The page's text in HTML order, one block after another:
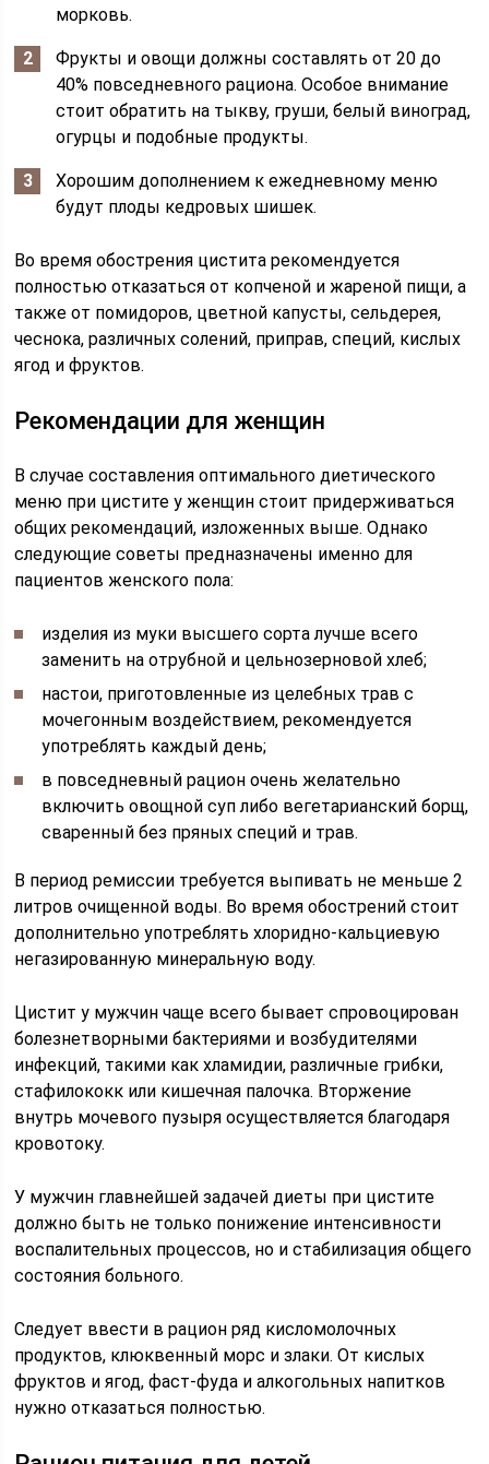
морковь.
Фрукты и овощи должны составлять от 20 до
40% повседневного рациона. Особое внимание
стоит обратить на тыкву, груши, белый виноград,
огурцы и подобные продукты.
Хорошим дополнением к ежедневному меню
будут плоды кедровых шишек.
Во время обострения цистита рекомендуется
полностью отказаться от копченой и жареной пищи, а
также от помидоров, цветной капусты, сельдерея,
чеснока, различных солений, приправ, специй, кислых
ягод и фруктов.
Рекомендации для женщин
В случае составления оптимального диетического
меню при цистите у женщин стоит придерживаться
общих рекомендаций, изложенных выше. Однако
следующие советы предназначены именно для
пациентов женского пола:
изделия из муки высшего сорта лучше всего
заменить на отрубной и цельнозерновой хлеб;
настои, приготовленные из целебных трав с
мочегонным воздействием, рекомендуется
употреблять каждый день;
в повседневный рацион очень желательно
включить овощной суп либо вегетарианский борщ,
сваренный без пряных специй и трав.
В период ремиссии требуется выпивать не меньше 2
литров очищенной воды. Во время обострений стоит
дополнительно употреблять хлоридно-кальциевую
негазированную минеральную воду.
Цистит у мужчин чаще всего бывает спровоцирован
болезнетворными бактериями и возбудителями
инфекций, такими как хламидии, различные грибки,
стафилококк или кишечная палочка. Вторжение
внутрь мочевого пузыря осуществляется благодаря
кровотоку.
У мужчин главнейшей задачей диеты при цистите
должно быть не только понижение интенсивности
воспалительных процессов, но и стабилизация общего
состояния больного.
Следует ввести в рацион ряд кисломолочных
продуктов, клюквенный морс и злаки. От кислых
фруктов и ягод, фаст-фуда и алкогольных напитков
нужно отказаться полностью.